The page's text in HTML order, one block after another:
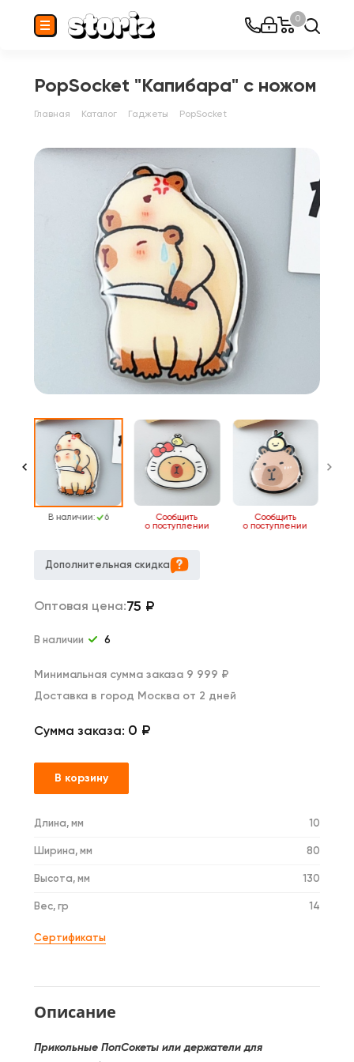
0
PopSocket "Капибара" с ножом
Главная Каталог Гаджеты PopSocket
В наличии: 6
Сообщить
о поступлении
Сообщить
о поступлении
Дополнительная скидка
Оптовая цена:75 ₽
В наличии 6
Минимальная сумма заказа 9 999 ₽
Доставка в город Москва от 2 дней
Сумма заказа: 0 ₽
В корзину
Длина, мм 10
Ширина, мм 80
Высота, мм 130
Вес, гр 14
Сертификаты
Описание
Прикольные ПопСокеты или держатели для